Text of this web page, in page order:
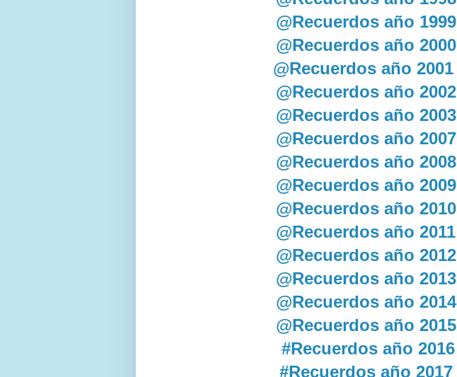
@Recuerdos año 1999
@Recuerdos año 2000
@Recuerdos año 2001
@Recuerdos año 2002
@Recuerdos año 2003
@Recuerdos año 2007
@Recuerdos año 2008
@Recuerdos año 2009
@Recuerdos año 2010
@Recuerdos año 2011
@Recuerdos año 2012
@Recuerdos año 2013
@Recuerdos año 2014
@Recuerdos año 2015
#Recuerdos año 2016
#Recuerdos año 2017